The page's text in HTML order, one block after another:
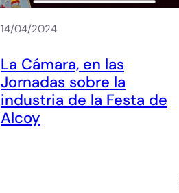
14/04/2024
La Cámara, en las
Jornadas sobre la
industria de la Festa de
Alcoy